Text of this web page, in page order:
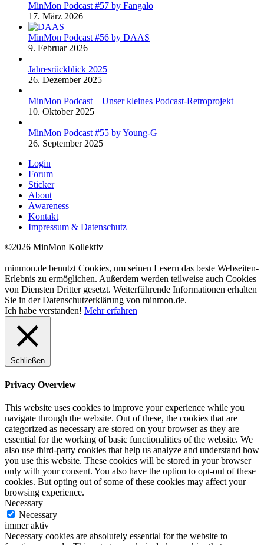
MinMon Podcast #57 by Fangalo
17. März 2026
MinMon Podcast #56 by DAAS
9. Februar 2026
Jahresrückblick 2025
26. Dezember 2025
MinMon Podcast – Unser kleines Podcast-Retroprojekt
10. Oktober 2025
MinMon Podcast #55 by Young-G
26. September 2025
Login
Forum
Sticker
About
Awareness
Kontakt
Impressum & Datenschutz
©2026 MinMon Kollektiv
minmon.de benutzt Cookies, um seinen Lesern das beste Webseiten-
Erlebnis zu ermöglichen. Außerdem werden teilweise auch Cookies
von Diensten Dritter gesetzt. Weiterführende Informationen erhalten
Sie in der Datenschutzerklärung von minmon.de.
Ich habe verstanden! Mehr erfahren
Schließen
Privacy Overview
This website uses cookies to improve your experience while you
navigate through the website. Out of these, the cookies that are
categorized as necessary are stored on your browser as they are
essential for the working of basic functionalities of the website. We
also use third-party cookies that help us analyze and understand how
you use this website. These cookies will be stored in your browser
only with your consent. You also have the option to opt-out of these
cookies. But opting out of some of these cookies may affect your
browsing experience.
Necessary
Necessary
immer aktiv
Necessary cookies are absolutely essential for the website to